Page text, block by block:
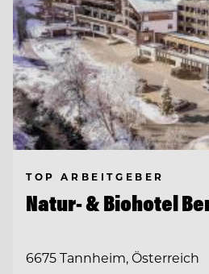
TOP ARBEITGEBER
Natur- & Biohotel
6675 Tannheim, Österreich